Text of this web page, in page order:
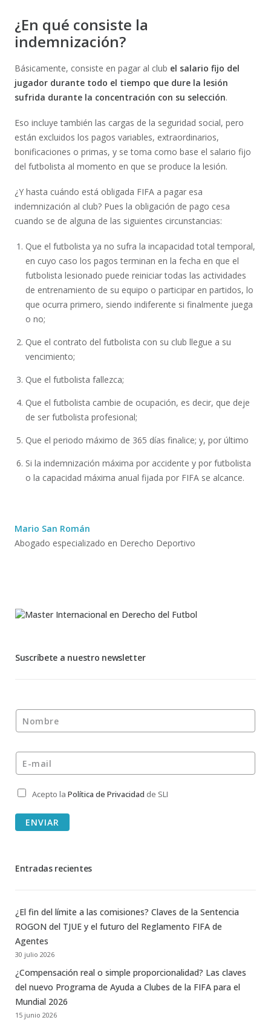
¿En qué consiste la
indemnización?
Básicamente, consiste en pagar al club el salario fijo del
jugador durante todo el tiempo que dure la lesión
sufrida durante la concentración con su selección.
Eso incluye también las cargas de la seguridad social, pero
están excluidos los pagos variables, extraordinarios,
bonificaciones o primas, y se toma como base el salario fijo
del futbolista al momento en que se produce la lesión.
¿Y hasta cuándo está obligada FIFA a pagar esa
indemnización al club? Pues la obligación de pago cesa
cuando se de alguna de las siguientes circunstancias:
Que el futbolista ya no sufra la incapacidad total temporal,
en cuyo caso los pagos terminan en la fecha en que el
futbolista lesionado puede reiniciar todas las actividades
de entrenamiento de su equipo o participar en partidos, lo
que ocurra primero, siendo indiferente si finalmente juega
o no;
Que el contrato del futbolista con su club llegue a su
vencimiento;
Que el futbolista fallezca;
Que el futbolista cambie de ocupación, es decir, que deje
de ser futbolista profesional;
Que el periodo máximo de 365 días finalice; y, por último
Si la indemnización máxima por accidente y por futbolista
o la capacidad máxima anual fijada por FIFA se alcance.
Mario San Román
Abogado especializado en Derecho Deportivo
Suscríbete a nuestro newsletter
Nombre
E-mail *
Privacidad*
Acepto la Política de Privacidad de SLI
ENVIAR
Entradas recientes
¿El fin del límite a las comisiones? Claves de la Sentencia
ROGON del TJUE y el futuro del Reglamento FIFA de
Agentes
30 julio 2026
¿Compensación real o simple proporcionalidad? Las claves
del nuevo Programa de Ayuda a Clubes de la FIFA para el
Mundial 2026
15 junio 2026